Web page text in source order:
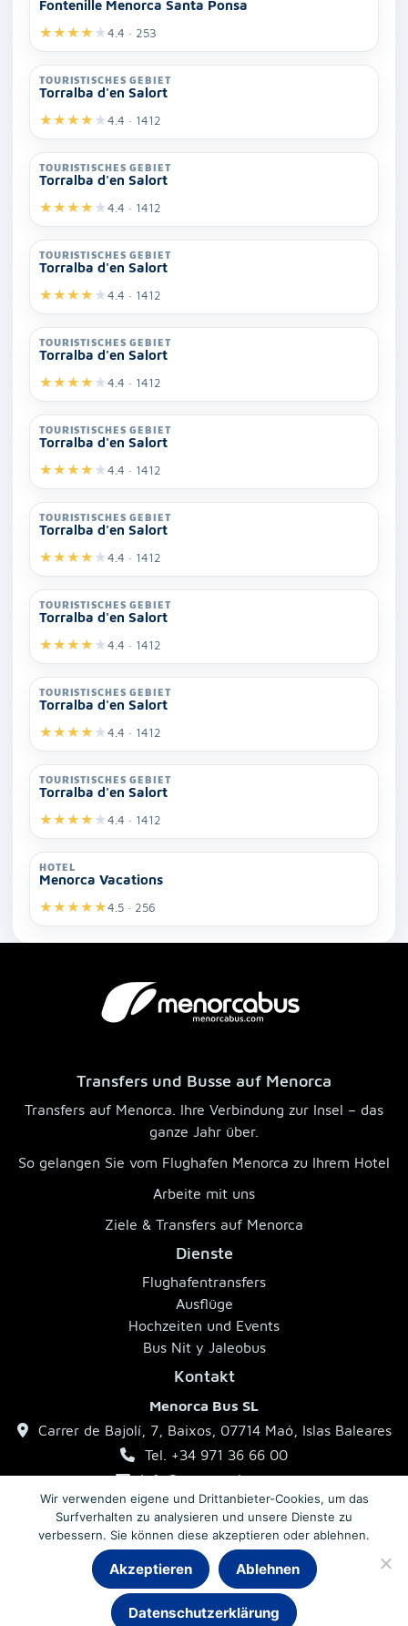
Fontenille Menorca Santa Ponsa
★★★★ ★4.4 · 253
TOURISTISCHES GEBIET
Torralba d'en Salort
★★★★ ★4.4 · 1412
TOURISTISCHES GEBIET
Torralba d'en Salort
★★★★ ★4.4 · 1412
TOURISTISCHES GEBIET
Torralba d'en Salort
★★★★ ★4.4 · 1412
TOURISTISCHES GEBIET
Torralba d'en Salort
★★★★ ★4.4 · 1412
TOURISTISCHES GEBIET
Torralba d'en Salort
★★★★ ★4.4 · 1412
TOURISTISCHES GEBIET
Torralba d'en Salort
★★★★ ★4.4 · 1412
TOURISTISCHES GEBIET
Torralba d'en Salort
★★★★ ★4.4 · 1412
TOURISTISCHES GEBIET
Torralba d'en Salort
★★★★ ★4.4 · 1412
TOURISTISCHES GEBIET
Torralba d'en Salort
★★★★ ★4.4 · 1412
HOTEL
Menorca Vacations
★★★★★4.5 · 256
Transfers und Busse auf Menorca
Transfers auf Menorca. Ihre Verbindung zur Insel – das
ganze Jahr über.
So gelangen Sie vom Flughafen Menorca zu Ihrem Hotel
Arbeite mit uns
Ziele & Transfers auf Menorca
Dienste
Flughafentransfers
Ausflüge
Hochzeiten und Events
Bus Nit y Jaleobus
Kontakt
Menorca Bus SL
Carrer de Bajolí, 7, Baixos, 07714 Maó, Islas Baleares
Tel. +34 971 36 66 00
info@menorcabus.com
Datenschutzerklärung Allgemeine Geschäftsbedingungen
© 2026 MenorcaBus · Reisebusse auf Menorca
Wir verwenden eigene und Drittanbieter-Cookies, um das
Surfverhalten zu analysieren und unsere Dienste zu
verbessern. Sie können diese akzeptieren oder ablehnen.
Akzeptieren Ablehnen
Datenschutzerklärung